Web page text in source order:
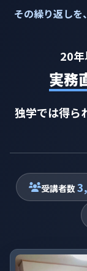
その繰り返し
20
実務
独学では得ら
受講者数